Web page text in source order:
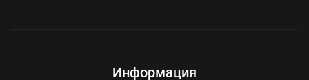
Информация